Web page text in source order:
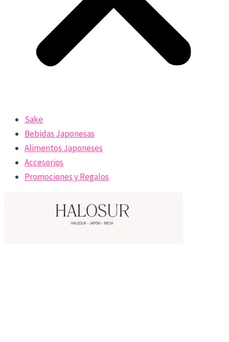
Sake
Bebidas Japonesas
Alimentos Japoneses
Accesorios
Promociones y Regalos